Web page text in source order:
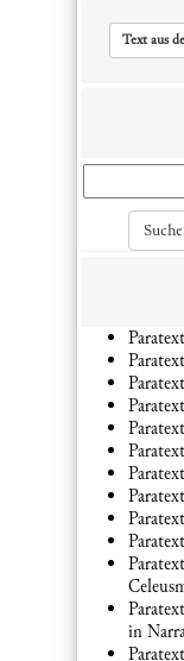
Text aus
in